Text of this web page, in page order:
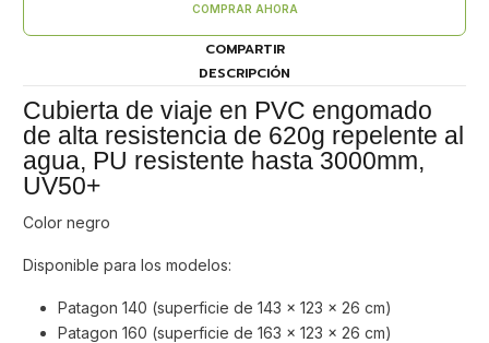
COMPRAR AHORA
COMPARTIR
DESCRIPCIÓN
Cubierta de viaje en PVC engomado
de alta resistencia de 620g repelente al
agua, PU resistente hasta 3000mm,
UV50+
Color negro
Disponible para los modelos:
Patagon 140 (superficie de 143 x 123 x 26 cm)
Patagon 160 (superficie de 163 x 123 x 26 cm)